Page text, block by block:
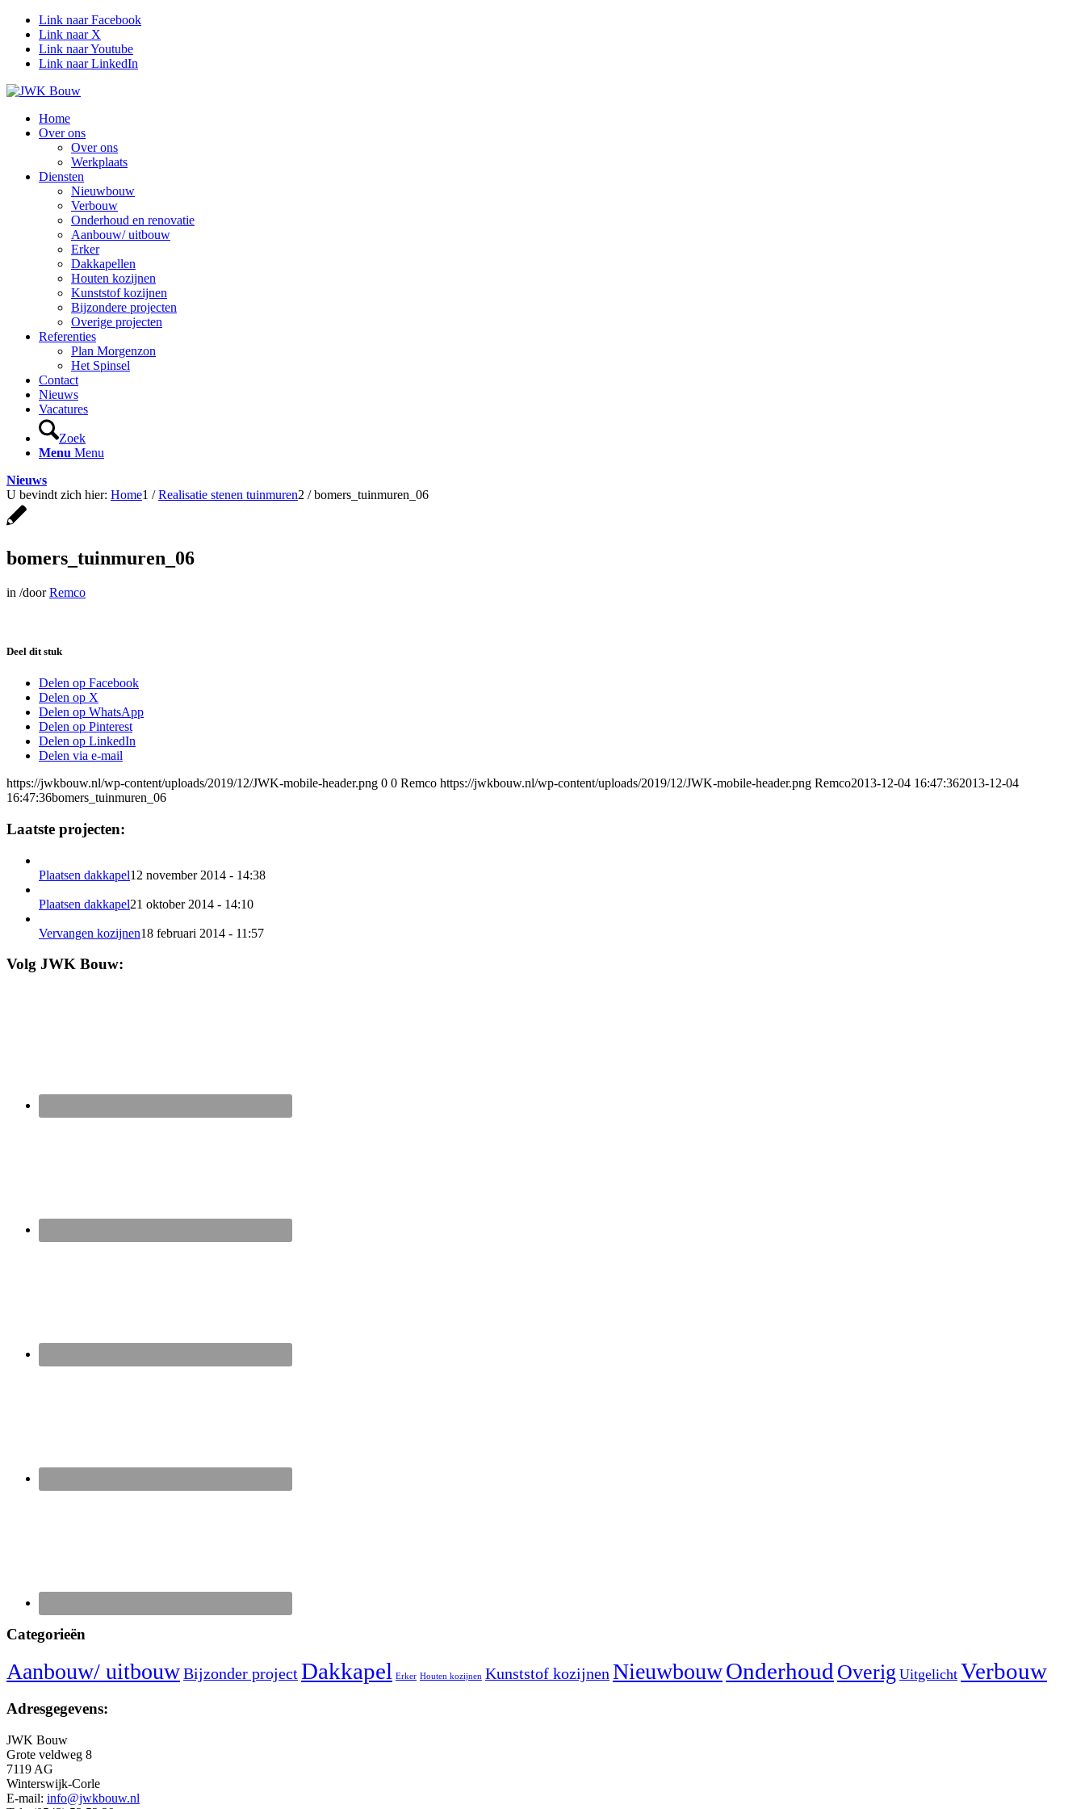
Link naar Facebook
Link naar X
Link naar Youtube
Link naar LinkedIn
Home
Over ons
Over ons
Werkplaats
Diensten
Nieuwbouw
Verbouw
Onderhoud en renovatie
Aanbouw/ uitbouw
Erker
Dakkapellen
Houten kozijnen
Kunststof kozijnen
Bijzondere projecten
Overige projecten
Referenties
Plan Morgenzon
Het Spinsel
Contact
Nieuws
Vacatures
Zoek
Menu Menu
Nieuws
U bevindt zich hier: Home1 / Realisatie stenen tuinmuren2 / bomers_tuinmuren_06
bomers_tuinmuren_06
in /doorRemco
Deel dit stuk
Delen op Facebook
Delen op X
Delen op WhatsApp
Delen op Pinterest
Delen op LinkedIn
Delen via e-mail
https://jwkbouw.nl/wp-content/uploads/2019/12/JWK-mobile-header.png 0 0 Remco https://jwkbouw.nl/wp-content/uploads/2019/12/JWK-mobile-header.png Remco2013-12-04 16:47:362013-12-04
16:47:36bomers_tuinmuren_06
Laatste projecten:
Plaatsen dakkapel12 november 2014 - 14:38
Plaatsen dakkapel21 oktober 2014 - 14:10
Vervangen kozijnen18 februari 2014 - 11:57
Volg JWK Bouw:
Categorieën
Aanbouw/ uitbouwBijzonder projectDakkapel Erker Houten kozijnen Kunststof kozijnenNieuwbouwOnderhoud Overig Uitgelicht Verbouw
Adresgegevens:
JWK Bouw
Grote veldweg 8
7119 AG
Winterswijk-Corle
E-mail: info@jwkbouw.nl